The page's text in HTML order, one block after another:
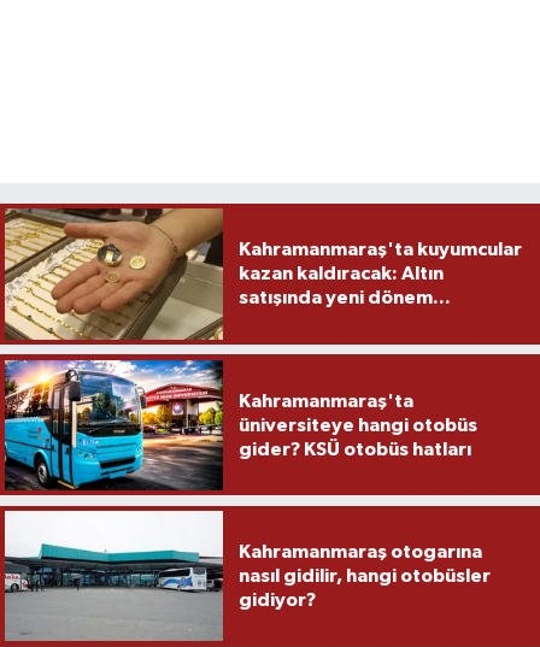
Kahramanmaraş'ta kuyumcular
kazan kaldıracak: Altın
satışında yeni dönem...
Kahramanmaraş'ta
üniversiteye hangi otobüs
gider? KSÜ otobüs hatları
Kahramanmaraş otogarına
nasıl gidilir, hangi otobüsler
gidiyor?